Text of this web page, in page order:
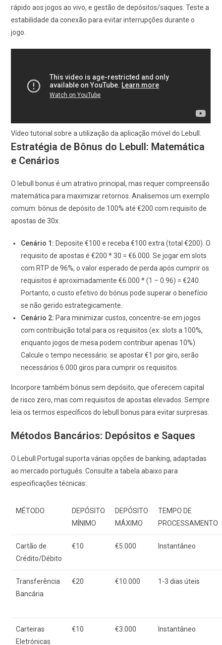
rápido aos jogos ao vivo, e gestão de depósitos/saques. Teste a
estabilidade da conexão para evitar interrupções durante o
jogo.
Vídeo tutorial sobre a utilização da aplicação móvel do Lebull.
Estratégia de Bônus do Lebull: Matemática
e Cenários
O lebull bonus é um atrativo principal, mas requer compreensão
matemática para maximizar retornos. Analisemos um exemplo
comum: bónus de depósito de 100% até €200 com requisito de
apostas de 30x.
Cenário 1: Deposite €100 e receba €100 extra (total €200). O
requisito de apostas é €200 * 30 = €6.000. Se jogar em slots
com RTP de 96%, o valor esperado de perda após cumprir os
requisitos é aproximadamente €6.000 * (1 – 0.96) = €240.
Portanto, o custo efetivo do bónus pode superar o benefício
se não gerido estrategicamente.
Cenário 2: Para minimizar custos, concentre-se em jogos
com contribuição total para os requisitos (ex: slots a 100%,
enquanto jogos de mesa podem contribuir apenas 10%).
Calcule o tempo necessário: se apostar €1 por giro, serão
necessários 6.000 giros para cumprir os requisitos.
Incorpore também bónus sem depósito, que oferecem capital
de risco zero, mas com requisitos de apostas elevados. Sempre
leia os termos específicos do lebull bonus para evitar surpresas.
Métodos Bancários: Depósitos e Saques
O Lebull Portugal suporta várias opções de banking, adaptadas
ao mercado português. Consulte a tabela abaixo para
especificações técnicas:
MÉTODO
DEPÓSITO
MÍNIMO
DEPÓSITO
MÁXIMO
TEMPO DE
PROCESSAMENTO
Cartão de
Crédito/Débito
€10 €5.000 Instantâneo
Transferência
Bancária
€20 €10.000 1-3 dias úteis
Carteiras
Eletrónicas
€10 €3.000 Instantâneo